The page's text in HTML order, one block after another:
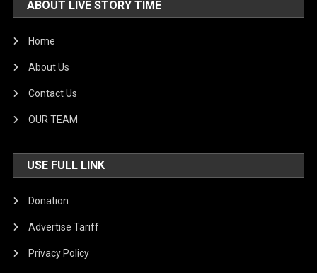
ABOUT LIVE STORY TIME
Home
About Us
Contact Us
OUR TEAM
USE FULL LINK
Donation
Advertise Tariff
Privacy Policy